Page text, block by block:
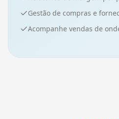
Gestão de compras e
Acompanhe vendas de